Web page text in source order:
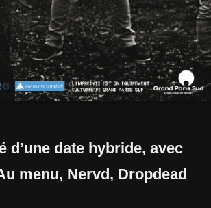
d’une date hybride, avec
menu, Nervd, Dropdead